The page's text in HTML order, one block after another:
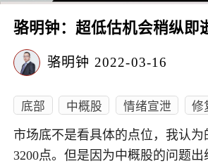
骆明钟：超低估机会稍纵即
骆明钟 2022-03-16
底部 中概股 情绪宣泄 修
市场底不是看具体的点位，我认为
3200点。但是因为中概股的问题